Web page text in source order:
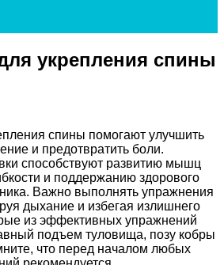
укрепления спины
спины помогают улучшить
и предотвратить боли.
способствуют развитию мышц
и поддержанию здорового
Важно выполнять упражнения
дыхание и избегая излишнего
из эффективных упражнений
подъем туловища, позу кобры
что перед началом любых